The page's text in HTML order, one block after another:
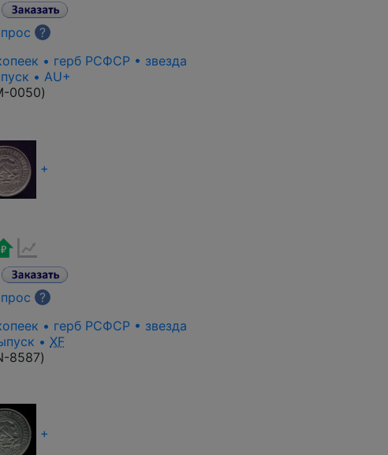
?
• герб РСФСР • звезда
• AU+
0050)
+
?
• герб РСФСР • звезда
• XF
8587)
+